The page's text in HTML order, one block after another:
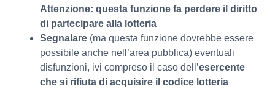
Attenzione: questa funzione fa perdere il diritto
di partecipare alla lotteria
Segnalare (ma questa funzione dovrebbe essere
possibile anche nell’area pubblica) eventuali
disfunzioni, ivi compreso il caso dell’esercente
che si rifiuta di acquisire il codice lotteria